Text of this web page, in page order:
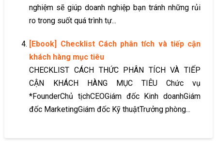
nghiệm sẽ giúp doanh nghiệp bạn tránh những rủi
ro trong suốt quá trình tự...
[Ebook] Checklist Cách phân tích và tiếp cận
khách hàng mục tiêu
CHECKLIST CÁCH THỨC PHÂN TÍCH VÀ TIẾP
CẬN KHÁCH HÀNG MỤC TIÊU Chức vụ
*FounderChủ tịchCEOGiám đốc Kinh doanhGiám
đốc MarketingGiám đốc Kỹ thuậtTrưởng phòng...